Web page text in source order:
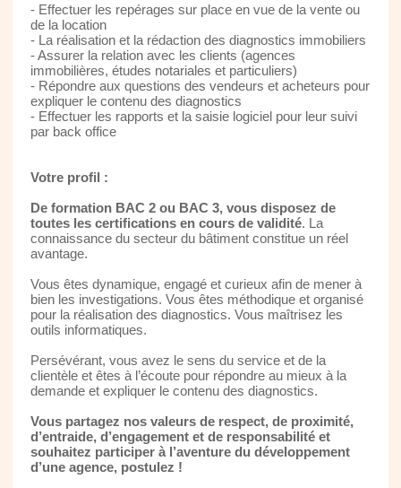
- Effectuer les repérages sur place en vue de la vente ou
de la location
- La réalisation et la rédaction des diagnostics immobiliers
- Assurer la relation avec les clients (agences
immobilières, études notariales et particuliers)
- Répondre aux questions des vendeurs et acheteurs pour
expliquer le contenu des diagnostics
- Effectuer les rapports et la saisie logiciel pour leur suivi
par back office
Votre profil :
De formation BAC 2 ou BAC 3, vous disposez de
toutes les certifications en cours de validité. La
connaissance du secteur du bâtiment constitue un réel
avantage.
Vous êtes dynamique, engagé et curieux afin de mener à
bien les investigations. Vous êtes méthodique et organisé
pour la réalisation des diagnostics. Vous maîtrisez les
outils informatiques.
Persévérant, vous avez le sens du service et de la
clientèle et êtes à l’écoute pour répondre au mieux à la
demande et expliquer le contenu des diagnostics.
Vous partagez nos valeurs de respect, de proximité,
d’entraide, d’engagement et de responsabilité et
souhaitez participer à l’aventure du développement
d’une agence, postulez !